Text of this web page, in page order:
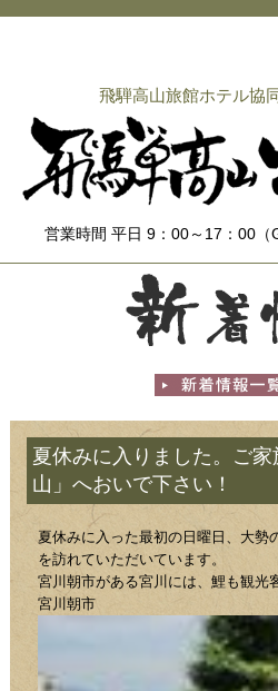
飛騨高山旅館ホテル協
営業時間 平日 9：00～17：00（
夏休みに入りました。ご
山」へおいで下さい！
夏休みに入った最初の日曜日、大勢
を訪れていただいています。
宮川朝市がある宮川には、鯉も観光
宮川朝市